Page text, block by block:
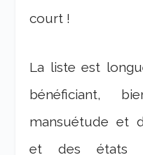
court !
La liste est
bénéficiant,
mansuétude et
et des états